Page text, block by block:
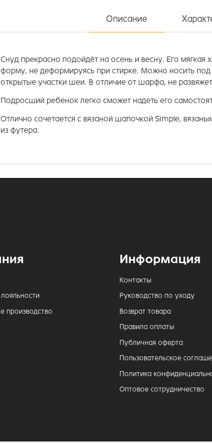
Описание
Снуд прекрасно подойдёт на осень и весну. Его
форму, не деформируясь при стирке. Можно носить
открытые участки шеи. В отличие от шарфа, не
Подросший ребенок легко сможет надеть его
Отлично сочетается с вязаной шапочкой Simple,
из футера.
производство
Информация
Контакты
Руководство по уходу
Возврат товара
Правила оплаты
Публичная оферта
Пользовательское
Политика
Оптовое сотрудничество